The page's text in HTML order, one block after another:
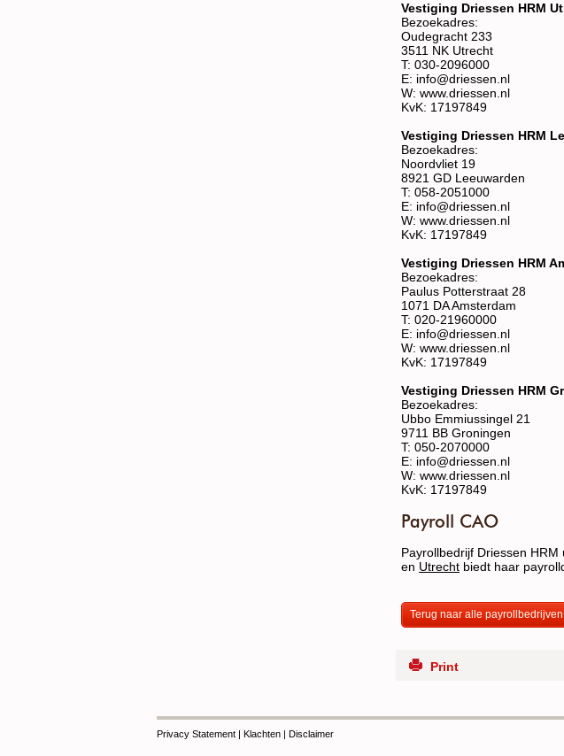
Vestiging Driessen HRM
Bezoekadres:
Oudegracht 233
3511 NK Utrecht
T: 030-2096000
E: info@driessen.nl
W: www.driessen.nl
KvK: 17197849
Vestiging Driessen HRM
Bezoekadres:
Noordvliet 19
8921 GD Leeuwarden
T: 058-2051000
E: info@driessen.nl
W: www.driessen.nl
KvK: 17197849
Vestiging Driessen HRM
Bezoekadres:
Paulus Potterstraat 28
1071 DA Amsterdam
T: 020-21960000
E: info@driessen.nl
W: www.driessen.nl
KvK: 17197849
Vestiging Driessen HRM
Bezoekadres:
Ubbo Emmiussingel 21
9711 BB Groningen
T: 050-2070000
E: info@driessen.nl
W: www.driessen.nl
KvK: 17197849
Payroll CAO
Payrollbedrijf Driessen HRM
en Utrecht biedt haar
Terug naar alle
Print
Privacy Statement | Klachten | Disclaimer